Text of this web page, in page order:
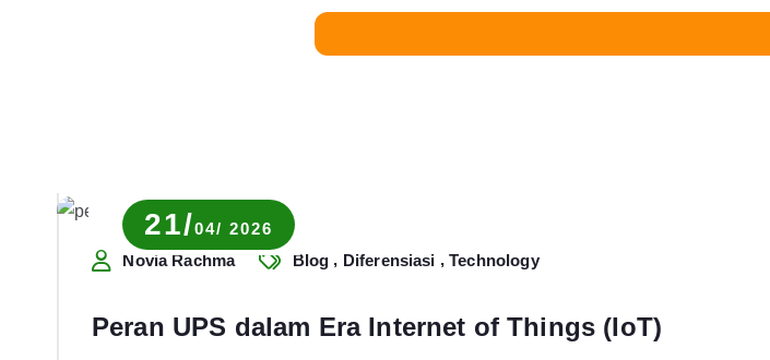
21/04/ 2026
Novia Rachma
Blog , Diferensiasi ,Technology
Peran UPS dalam Era Internet of Things (IoT)